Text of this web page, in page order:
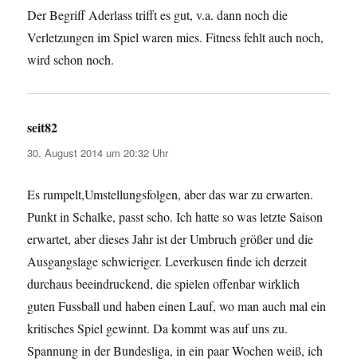
Der Begriff Aderlass trifft es gut, v.a. dann noch die
Verletzungen im Spiel waren mies. Fitness fehlt auch noch,
wird schon noch.
seit82
30. August 2014 um 20:32 Uhr
Es rumpelt,Umstellungsfolgen, aber das war zu erwarten.
Punkt in Schalke, passt scho. Ich hatte so was letzte Saison
erwartet, aber dieses Jahr ist der Umbruch größer und die
Ausgangslage schwieriger. Leverkusen finde ich derzeit
durchaus beeindruckend, die spielen offenbar wirklich
guten Fussball und haben einen Lauf, wo man auch mal ein
kritisches Spiel gewinnt. Da kommt was auf uns zu.
Spannung in der Bundesliga, in ein paar Wochen weiß, ich